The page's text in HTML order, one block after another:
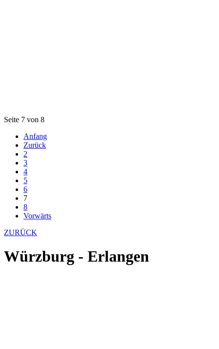
Seite 7 von 8
Anfang
Zurück
2
3
4
5
6
7
8
Vorwärts
ZURÜCK
Würzburg - Erlangen